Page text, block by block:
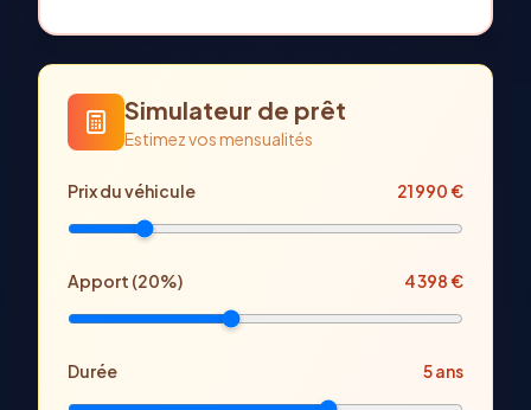
Simulateur de prêt
Estimez vos mensualités
Prixdu véhicule 21 990€
Apport (20%) 4 398€
Durée 5ans